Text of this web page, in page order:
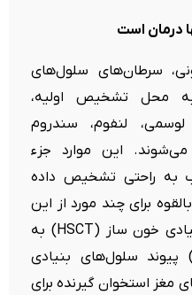
درمان است
سرطان‌های سلول‌های
محل تشخیص اولیه،
لنفوم، سندروم
می‌شوند. این موارد جزء
به راحتی تشخیص داده
برای چند مورد از این
سرطان‌ها، پیوند سلول ‌ای بنیادی خون ساز (HSCT) به
پیوند سلول‌های بنیادی
مغز استخوان گیرنده برای